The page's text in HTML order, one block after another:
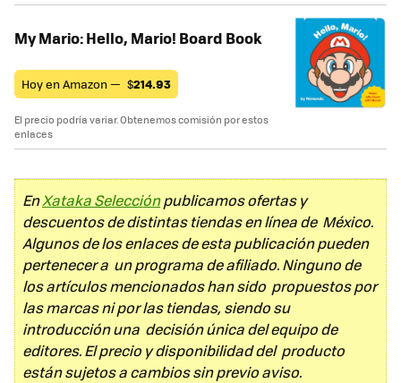
My Mario: Hello, Mario! Board Book
Hoy en Amazon — $214.93
El precio podría variar. Obtenemos comisión por estos
enlaces
EnXataka Selecciónpublicamos ofertas y
descuentos de distintas tiendas en línea de México.
Algunos de los enlaces de esta publicación pueden
pertenecer a un programa de afiliado. Ninguno de
los artículos mencionados han sido propuestos por
las marcas ni por las tiendas, siendo su
introducción una decisión única del equipo de
editores. El precio y disponibilidad del producto
están sujetos a cambios sin previo aviso.